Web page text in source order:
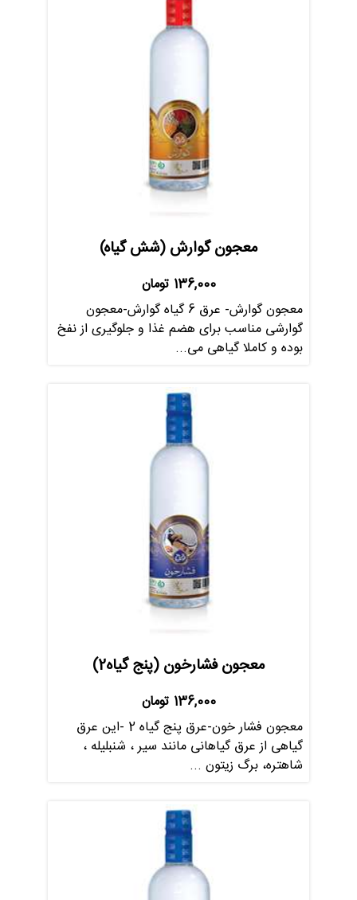
معجون گوارش (شش گیاه)
136,000 تومان
معجون گوارش- عرق 6 گیاه گوارش-معجون
گوارشی مناسب برای هضم غذا و جلوگیری از نفخ
بوده و کاملا گیاهی می...
معجون فشارخون (پنج گیاه2)
136,000 تومان
معجون فشار خون-عرق پنج گیاه 2 -این عرق
گیاهی از عرق گیاهانی مانند سیر ، شنبلیله ،
شاهتره، برگ زیتون ...